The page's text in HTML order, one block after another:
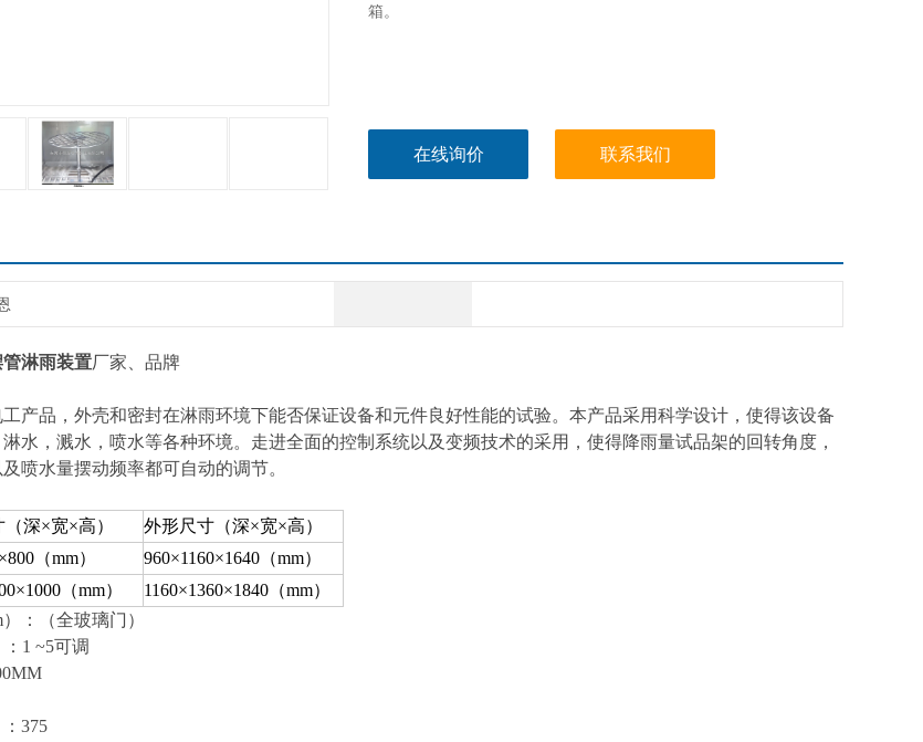
箱。
在线询价 联系我们
管淋雨装置厂家、 品牌
产品，外壳和密封在淋雨环境下能否保证设备和元件良好性能的试验。本产品采用科学设计，使得该设备
水，溅水，喷水等各种环境。走进全面的控制系统以及变频技术的采用，使得降雨量试品架的回转角度，
喷水量摆动频率都可自动的调节。
深×宽×高）
外形尺寸（深×宽×高）
（mm）
960×1160×1640（mm）
（mm）
1160×1360×1840（mm）
：（全玻璃门）
1 ~5可调
375